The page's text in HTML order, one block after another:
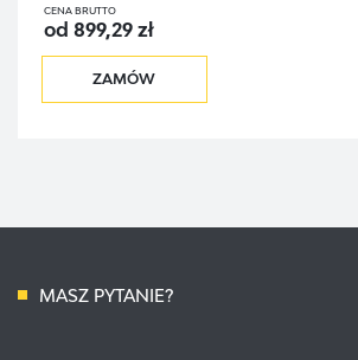
CENA BRUTTO
od 899,29 zł
ZAMÓW
MASZ PYTANIE?